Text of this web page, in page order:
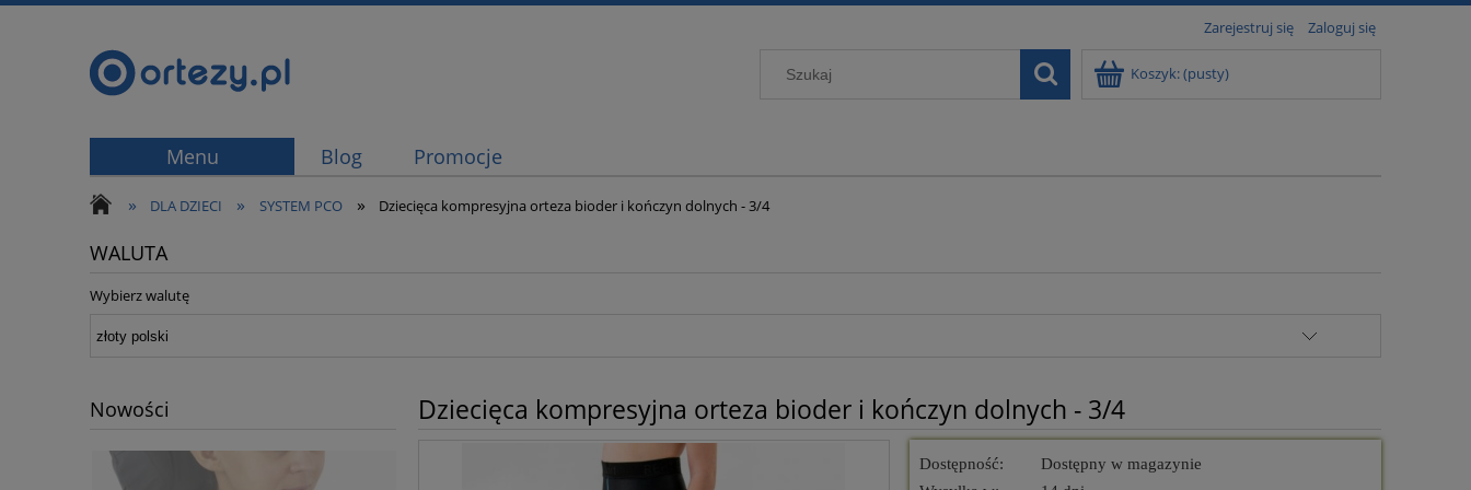
Zarejestruj się Zaloguj się
Koszyk:(pusty)
Menu Blog Promocje
» DLA DZIECI » SYSTEM PCO » Dziecięca kompresyjna orteza bioder i kończyn dolnych - 3/4
WALUTA
Wybierz walutę
Nowości Dziecięca kompresyjna orteza bioder i kończyn dolnych - 3/4
Dostępność:
Dostępny w magazynie